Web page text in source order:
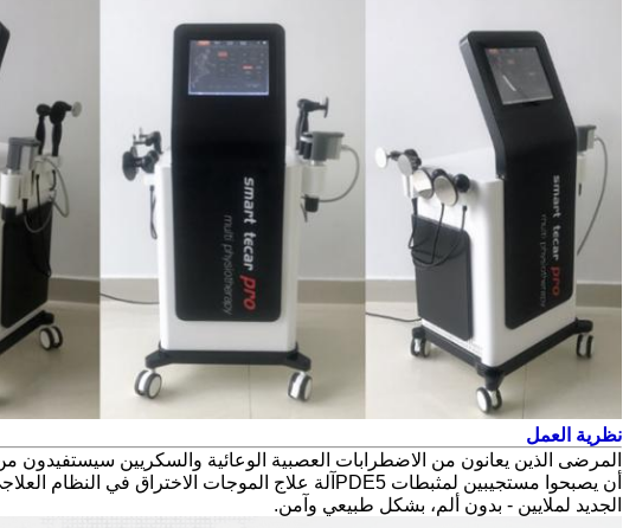
نظرية العمل
المرضى الذين يعانون من الاضطرابات العصبية الوعائية والسكريين سيستفيدون
أن يصبحوا مستجيبين لمثبطات PDE5
آلة علاج الموجات الاختراق في النظام
الجديد لملايين - بدون ألم، بشكل طبيعي وآمن.